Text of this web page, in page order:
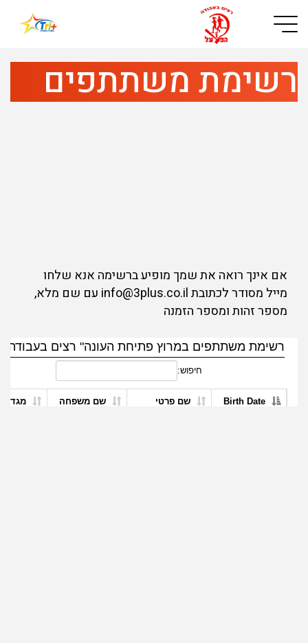
Button used only for devices with a small screen
רשימת משתתפים
אם אינך רואה את שמך מופיע ברשימה אנא שלחו
מייל מסודר לכתובת info@3plus.co.il עם שם מלא,
מספר זהות ומספר הזמנה